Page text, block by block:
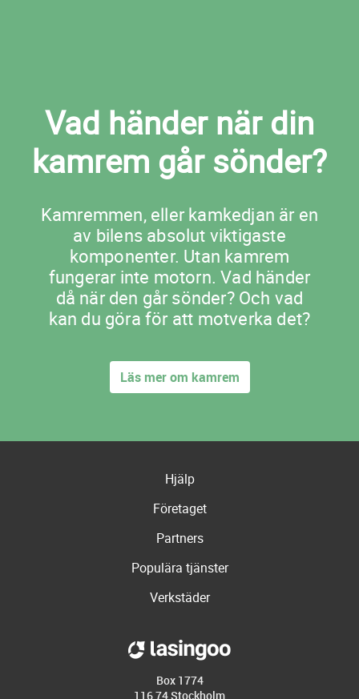
Vad händer när din
kamrem går sönder?
Kamremmen, eller kamkedjan är en
av bilens absolut viktigaste
komponenter. Utan kamrem
fungerar inte motorn. Vad händer
då när den går sönder? Och vad
kan du göra för att motverka det?
Läs mer om kamrem
Hjälp
Företaget
Partners
Populära tjänster
Verkstäder
Box 1774
116 74 Stockholm